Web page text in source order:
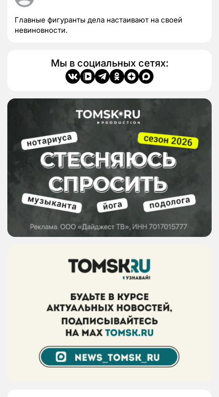
Главные фигуранты дела настаивают на своей
невиновности.
Мы в социальных сетях: